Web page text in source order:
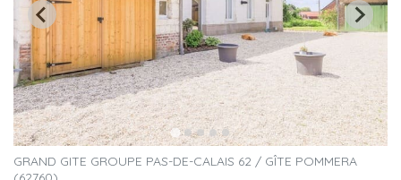
GRAND GITE GROUPE PAS-DE-CALAIS 62 / GÎTE POMMERA